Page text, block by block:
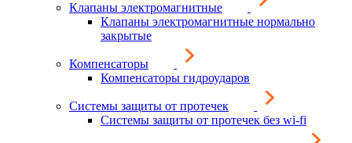
Клапаны электромагнитные
Клапаны электромагнитные нормально
закрытые
Компенсаторы
Компенсаторы гидроударов
Системы защиты от протечек
Системы защиты от протечек без wi-fi